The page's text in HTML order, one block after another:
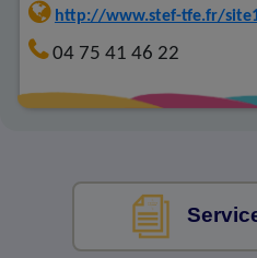
http://www.stef-tfe.fr/
04 75 41 46 22